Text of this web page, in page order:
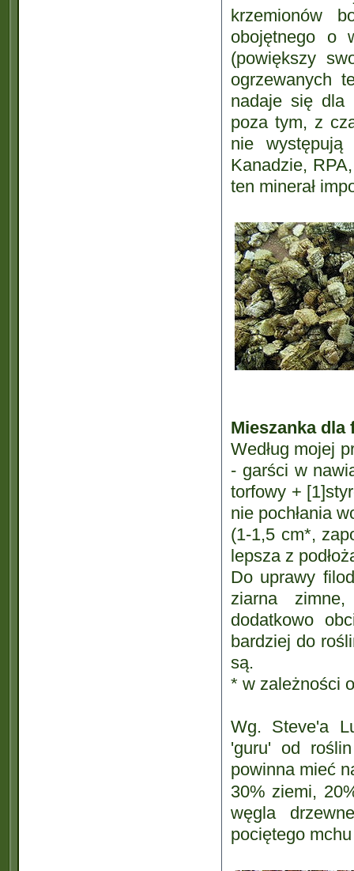
krzemionów
obojętnego o
(powiększy
ogrzewanych
nadaje się dla
poza tym, z
nie
Kanadzie,
ten minerał
Mieszanka
Według mojej
- garści w
torfowy +
nie pochłania
(1-1,5 cm*,
lepsza z
Do uprawy
ziarna
dodatkowo
bardziej do
są.
* w zależności
Wg. Steve'a
'guru' od
powinna mieć
30% ziemi,
węgla
pociętego